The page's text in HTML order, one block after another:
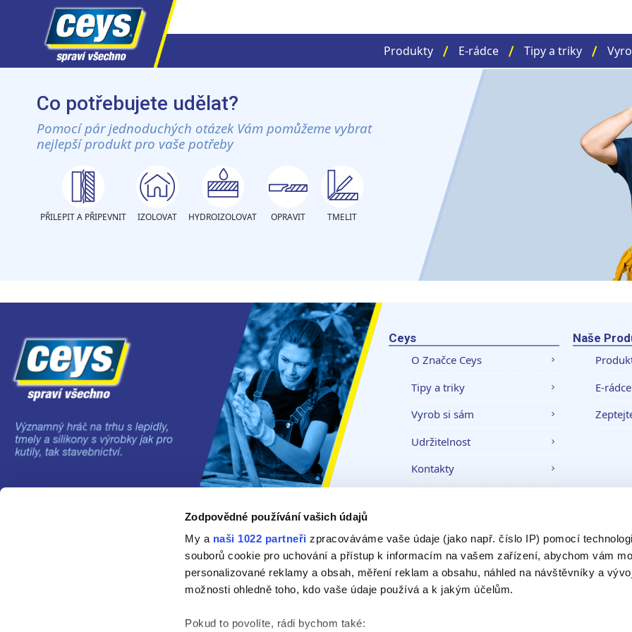
Zodpovědné používání vašich údajů
My a naši 1022 partneři zpracováváme vaše údaje (jako např. číslo IP) pomocí
souborů cookie pro uchování a přístup k informacím na vašem zařízení, abychom vám
personalizované reklamy a obsah, měření reklam a obsahu, náhled na návštěvníky a
možnosti ohledně toho, kdo vaše údaje používá a k jakým účelům.
Pokud to povolíte, rádi bychom také:
Produkty E-rádce Tipy a triky
Co potřebujete udělat?
Pomocí pár jednoduchých otázek Vám pomůžeme vybrat
nejlepší produkt pro vaše potřeby
PŘILEPIT A PŘIPEVNIT IZOLOVAT HYDROIZOLOVAT OPRAVIT TMELIT
Ceys
O Značce Ceys
Tipy a triky
Vyrob si sám
Udržitelnost
Kontakty
Naše
E-rádce